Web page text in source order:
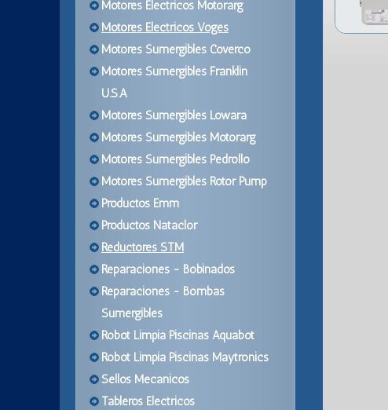
Motores Electricos Motorarg
Motores Electricos Voges
Motores Sumergibles Coverco
Motores Sumergibles Franklin
U.S.A
Motores Sumergibles Lowara
Motores Sumergibles Motorarg
Motores Sumergibles Pedrollo
Motores Sumergibles Rotor Pump
Productos Emm
Productos Nataclor
Reductores STM
Reparaciones - Bobinados
Reparaciones - Bombas
Sumergibles
Robot Limpia Piscinas Aquabot
Robot Limpia Piscinas Maytronics
Sellos Mecanicos
Tableros Electricos